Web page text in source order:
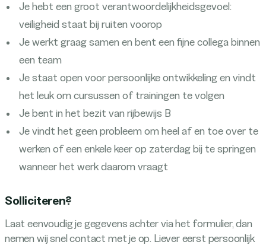
Je hebt een groot verantwoordelijkheidsgevoel:
veiligheid staat bij ruiten voorop
Je werkt graag samen en bent een fijne collega binnen
een team
Je staat open voor persoonlijke ontwikkeling en vindt
het leuk om cursussen of trainingen te volgen
Je bent in het bezit van rijbewijs B
Je vindt het geen probleem om heel af en toe over te
werken of een enkele keer op zaterdag bij te springen
wanneer het werk daarom vraagt
Solliciteren?
Laat eenvoudig je gegevens achter via het formulier, dan
nemen wij snel contact met je op. Liever eerst persoonlijk